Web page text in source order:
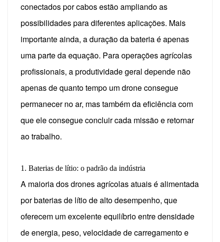
conectados por cabos estão ampliando as
possibilidades para diferentes aplicações. Mais
importante ainda, a duração da bateria é apenas
uma parte da equação. Para operações agrícolas
profissionais, a produtividade geral depende não
apenas de quanto tempo um drone consegue
permanecer no ar, mas também da eficiência com
que ele consegue concluir cada missão e retornar
ao trabalho.
1. Baterias de lítio: o padrão da indústria
A maioria dos drones agrícolas atuais é alimentada
por baterias de lítio de alto desempenho, que
oferecem um excelente equilíbrio entre densidade
de energia, peso, velocidade de carregamento e